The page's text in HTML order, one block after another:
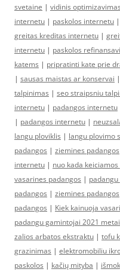
svetaine | vidinis optimizavimas
internetu | paskolos internetu |
greitas kreditas internetu |
internetu | paskolos
katems | pripratinti kate prie
| sausas maistas ar konservai |
talpinimas | seo straipsniu
internetu | padangos internetu
| padangos internetu |
langu ploviklis | langu plovimo
padangos | ziemines padangos
internetu | nuo kada
vasarines padangos |
padangos | ziemines padangos
padangos | Kiek kainuoja
padangu gamintojai 2021
zalios arbatos ekstraktu | tofu
grazinimas | elektromobiliu
paskolos | kačių mityba |